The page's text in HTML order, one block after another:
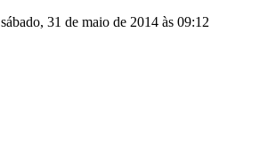
sábado, 31 de maio de 2014 às 09:12